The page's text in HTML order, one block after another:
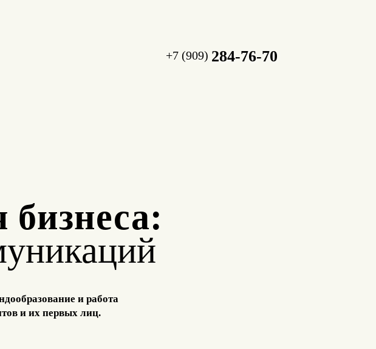
+7 (909) 284-76-70
и работа
и их первых лиц.